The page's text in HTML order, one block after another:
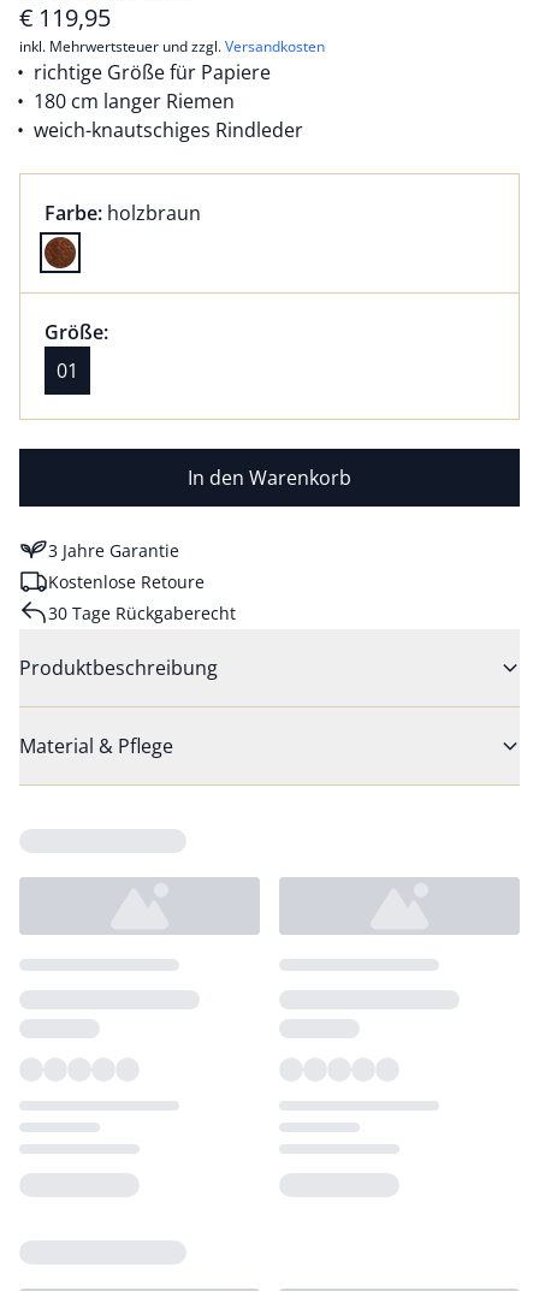
€ 119,95
inkl. Mehrwertsteuer und zzgl.Versandkosten
richtige Größe für Papiere
180 cm langer Riemen
weich-knautschiges Rindleder
Farbauswahl:
Farbe: aktuell ausgewählt:
holzbraun
Farbe holzbraun ausgewählt
Größenauswahl:
Größe:
Größe 01 ausgewählt
01
In den Warenkorb
3 Jahre Garantie
Kostenlose Retoure
30 Tage Rückgaberecht
Produktbeschreibung
Material & Pflege